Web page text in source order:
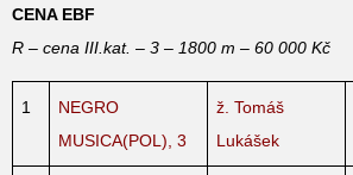
CENA EBF
R – cena III.kat. – 3 – 1800 m – 60 000 Kč
1
NEGRO
MUSICA(POL), 3
ž. Tomáš
Lukášek